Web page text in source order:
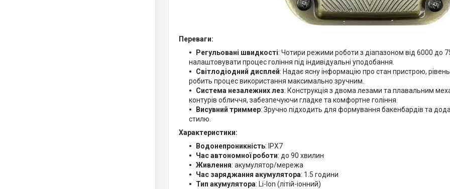
Переваги:
Регульовані швидкості: Чотири режими роботи з діапазоном від 6000 до
налаштовувати процес гоління під індивідуальні уподобання.
Світлодіодний дисплей: Надає ясну інформацію про стан пристрою,
робить процес використання максимально зручним.
Система незалежних лез: Конструкція з двома лезами та плавальним
контурів обличчя, забезпечуючи гладке та комфортне гоління.
Висувний триммер: Зручно підходить для формування бакенбардів та
стилю.
Характеристики:
Водонепроникність: IPX7
Час автономної роботи: до 90 хвилин
Живлення: акумулятор/мережа
Час заряджання акумулятора: 1.5 години
Тип акумулятора: Li-Ion (літій-іонний)